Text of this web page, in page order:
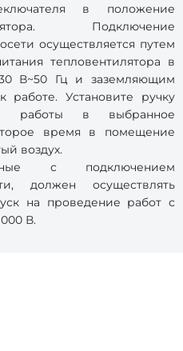
в положение
Подключение
осуществляется путем
тепловентилятора в
В~50 Гц и заземляющим
Установите ручку
работы в выбранное
время в помещение
воздух.
с подключением
должен осуществлять
на проведение работ с
В.